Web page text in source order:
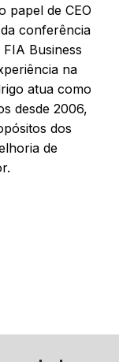
papel de CEO
conferência
Business
na
atua como
desde 2006,
dos
de